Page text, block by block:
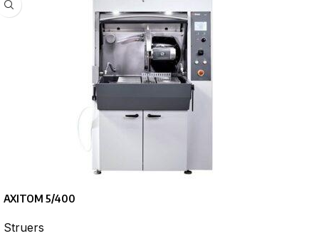
AXITOM 5/400
Struers